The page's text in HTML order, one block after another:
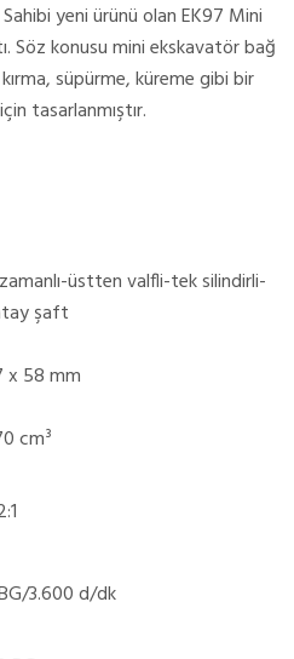
yeni ürünü olan EK97 Mini
Söz konusu mini ekskavatör bağ
süpürme, küreme gibi bir
tasarlanmıştır.
üstten valfli-tek silindirli-
şaft
x 58 mm
cm³
3.600 d/dk